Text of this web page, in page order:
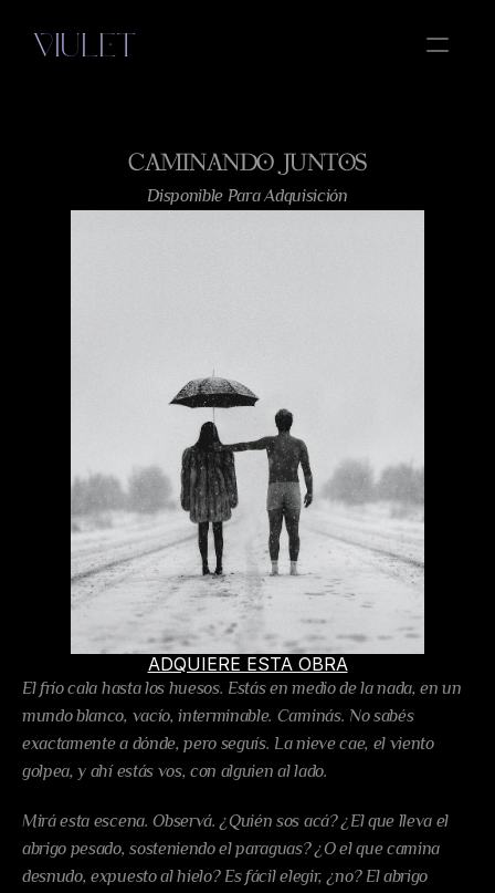
CAMINANDO JUNTOS
Disponible Para Adquisición
ADQUIERE ESTA OBRA
El frío cala hasta los huesos. Estás en medio de la nada, en un
mundo blanco, vacío, interminable. Caminás. No sabés
exactamente a dónde, pero seguís. La nieve cae, el viento
golpea, y ahí estás vos, con alguien al lado.
Mirá esta escena. Observá. ¿Quién sos acá? ¿El que lleva el
abrigo pesado, sosteniendo el paraguas? ¿O el que camina
desnudo, expuesto al hielo? Es fácil elegir, ¿no? El abrigo
VIULET
ESENCIA
Select Language
Spanish
CONTACTO